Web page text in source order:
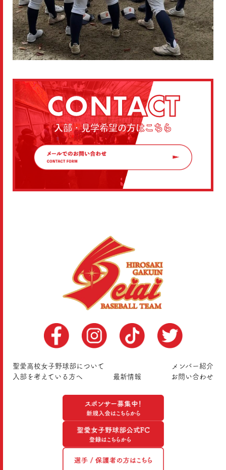
CONTACT
入部・見学希望の方はこちら
聖愛高校女子野球部について
メンバー紹介
入部を考えている方へ
最新情報 お問い合わせ